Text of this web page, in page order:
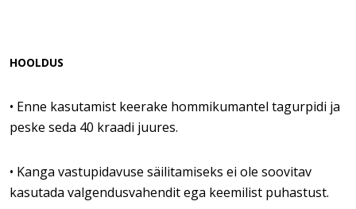
HOOLDUS
• Enne kasutamist keerake hommikumantel tagurpidi ja
peske seda 40 kraadi juures.
• Kanga vastupidavuse säilitamiseks ei ole soovitav
kasutada valgendusvahendit ega keemilist puhastust.